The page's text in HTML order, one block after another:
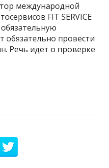
международной
FIT SERVICE
обязательно провести
Речь идет о проверке